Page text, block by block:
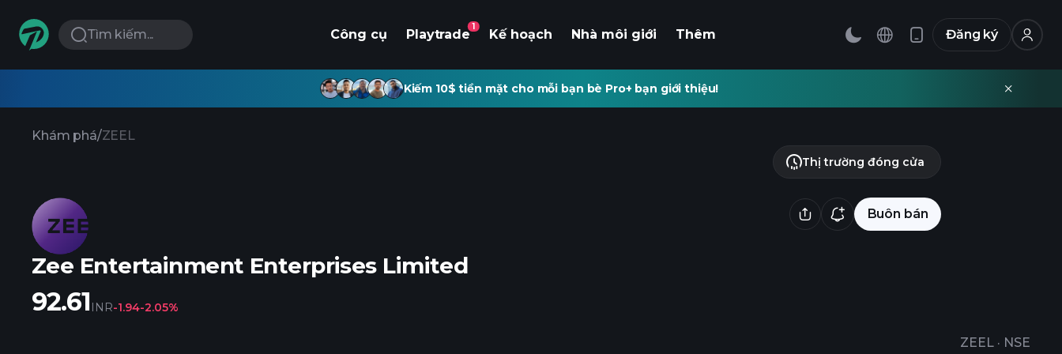
Tìm kiếm... Công cụ Playtrade
1
Kế hoạch Nhà môi giới Thêm Đăng ký
Kiếm 10$ tiền mặt cho mỗi bạn bè Pro+ bạn giới thiệu!
Khám phá/ZEEL
Buôn bán
Zee Entertainment Enterprises Limited
ZEEL · NSE
Thị trường đóng cửa
92.61 INR-1.94-2.05%